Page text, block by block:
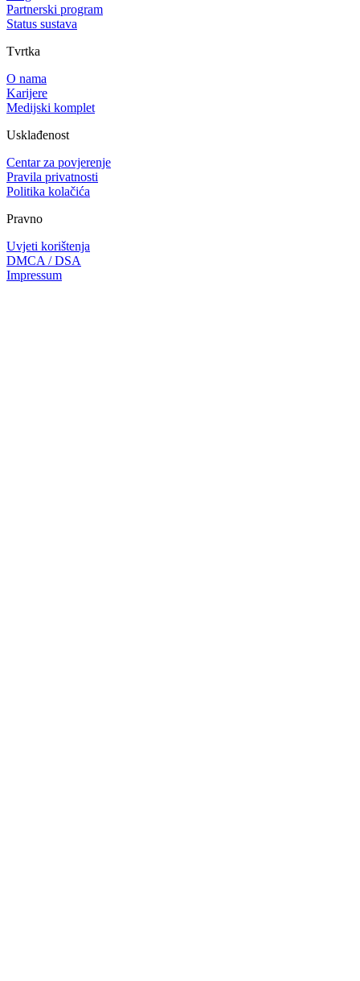
Partnerski program
Status sustava
Tvrtka
O nama
Karijere
Medijski komplet
Usklađenost
Centar za povjerenje
Pravila privatnosti
Politika kolačića
Pravno
Uvjeti korištenja
DMCA / DSA
Impressum